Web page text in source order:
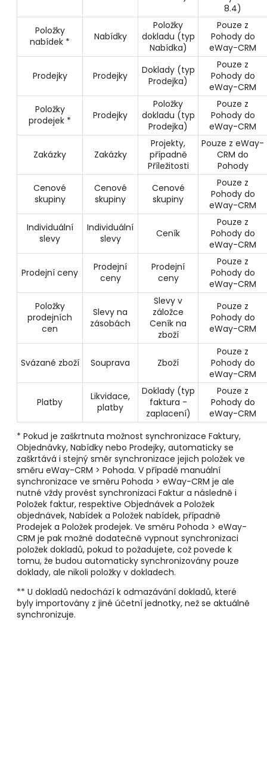
8.4)
Položky
nabídek *
Nabídky
Položky
dokladu (typ
Nabídka)
Pouze z
Pohody do
eWay-CRM
Prodejky Prodejky
Doklady (typ
Prodejka)
Pouze z
Pohody do
eWay-CRM
Položky
prodejek *
Prodejky
Položky
dokladu (typ
Prodejka)
Pouze z
Pohody do
eWay-CRM
Zakázky Zakázky
Projekty,
případně
Příležitosti
Pouze z eWay-
CRM do
Pohody
Cenové
skupiny
Cenové
skupiny
Cenové
skupiny
Pouze z
Pohody do
eWay-CRM
Individuální
slevy
Individuální
slevy
Ceník
Pouze z
Pohody do
eWay-CRM
Prodejní ceny
Prodejní
ceny
Prodejní
ceny
Pouze z
Pohody do
eWay-CRM
Položky
prodejních
cen
Slevy na
zásobách
Slevy v
záložce
Ceník na
zboží
Pouze z
Pohody do
eWay-CRM
Svázané zboží Souprava Zboží
Pouze z
Pohody do
eWay-CRM
Platby
Likvidace,
platby
Doklady (typ
faktura -
zaplacení)
Pouze z
Pohody do
eWay-CRM
* Pokud je zaškrtnuta možnost synchronizace Faktury,
Objednávky, Nabídky nebo Prodejky, automaticky se
zaškrtává i stejný směr synchronizace jejich položek ve
směru eWay-CRM > Pohoda. V případě manuální
synchronizace ve směru Pohoda > eWay-CRM je ale
nutné vždy provést synchronizaci Faktur a následně i
Položek faktur, respektive Objednávek a Položek
objednávek, Nabídek a Položek nabídek, případně
Prodejek a Položek prodejek. Ve směru Pohoda > eWay-
CRM je pak možné dodatečně vypnout synchronizaci
položek dokladů, pokud to požadujete, což povede k
tomu, že budou automaticky synchronizovány pouze
doklady, ale nikoli položky v dokladech.
** U dokladů nedochází k odmazávání dokladů, které
byly importovány z jiné účetní jednotky, než se aktuálně
synchronizuje.